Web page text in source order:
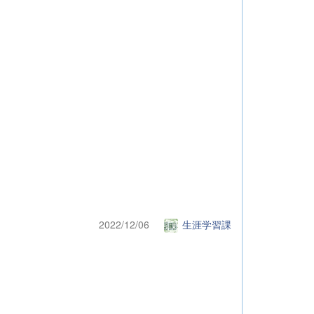
2022/12/06 生涯学習課